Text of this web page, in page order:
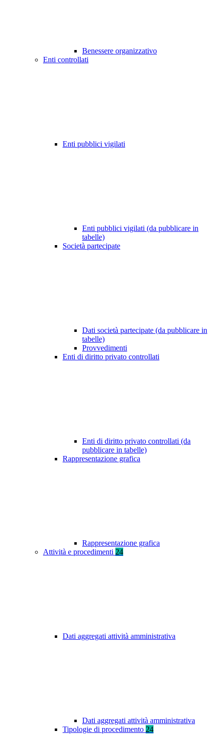
Benessere organizzativo
Enti controllati
Enti pubblici vigilati
Enti pubblici vigilati (da pubblicare in
tabelle)
Società partecipate
Dati società partecipate (da pubblicare in
tabelle)
Provvedimenti
Enti di diritto privato controllati
Enti di diritto privato controllati (da
pubblicare in tabelle)
Rappresentazione grafica
Rappresentazione grafica
Attività e procedimenti 24
Dati aggregati attività amministrativa
Dati aggregati attività amministrativa
Tipologie di procedimento 24